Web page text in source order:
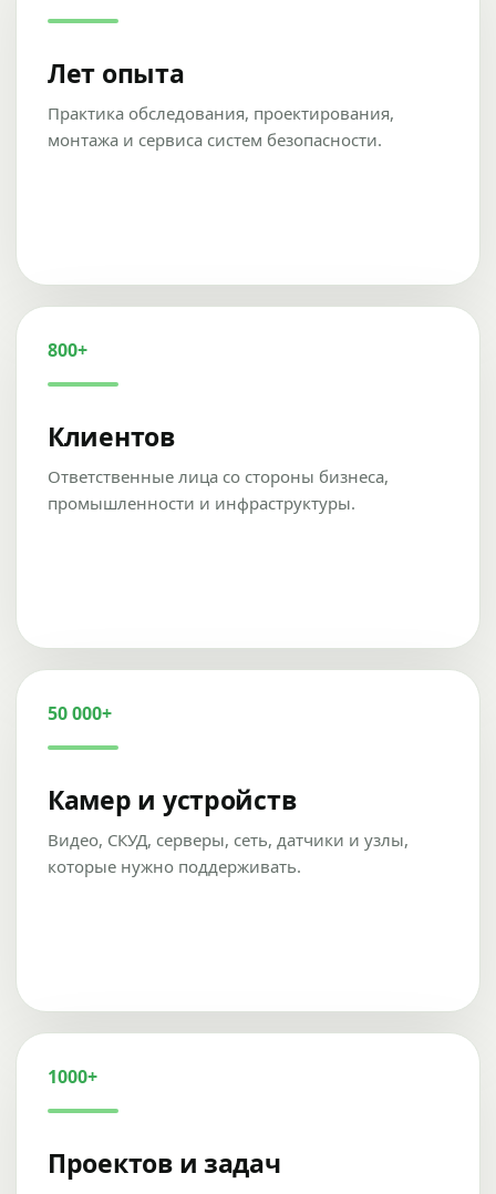
Лет опыта
Практика обследования, проектирования,
монтажа и сервиса систем безопасности.
800+
Клиентов
Ответственные лица со стороны бизнеса,
промышленности и инфраструктуры.
50 000+
Камер и устройств
Видео, СКУД, серверы, сеть, датчики и узлы,
которые нужно поддерживать.
1000+
Проектов и задач